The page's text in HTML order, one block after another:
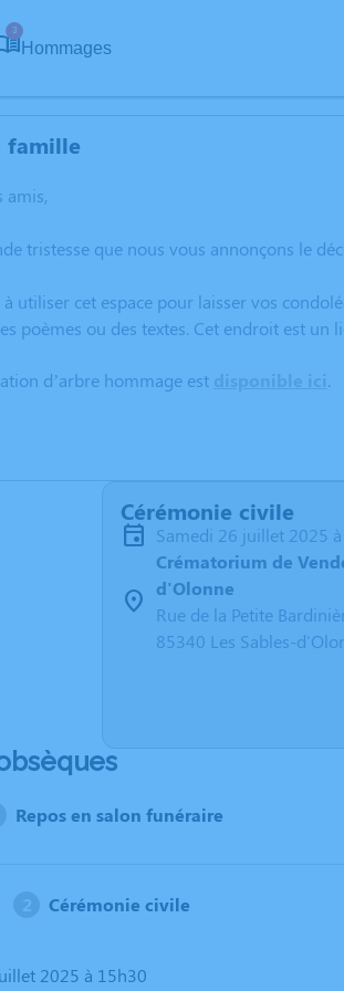
3
Hommages
famille
amis,
tristesse que nous vous annonçons le
utiliser cet espace pour laisser vos
poèmes ou des textes. Cet endroit est
d’arbre hommage est .
Cérémonie civile
samedi 26 juillet 2025
Crématorium de
d'Olonne
Rue de la Petite
85340 Les Sables-
Repos en salon funéraire
Cérémonie civile
juillet 2025 à 15h30